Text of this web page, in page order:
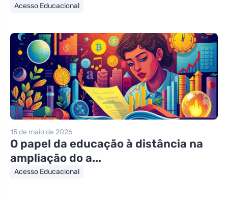
Acesso Educacional
15 de maio de 2026
O papel da educação à distância na
ampliação do a...
Acesso Educacional